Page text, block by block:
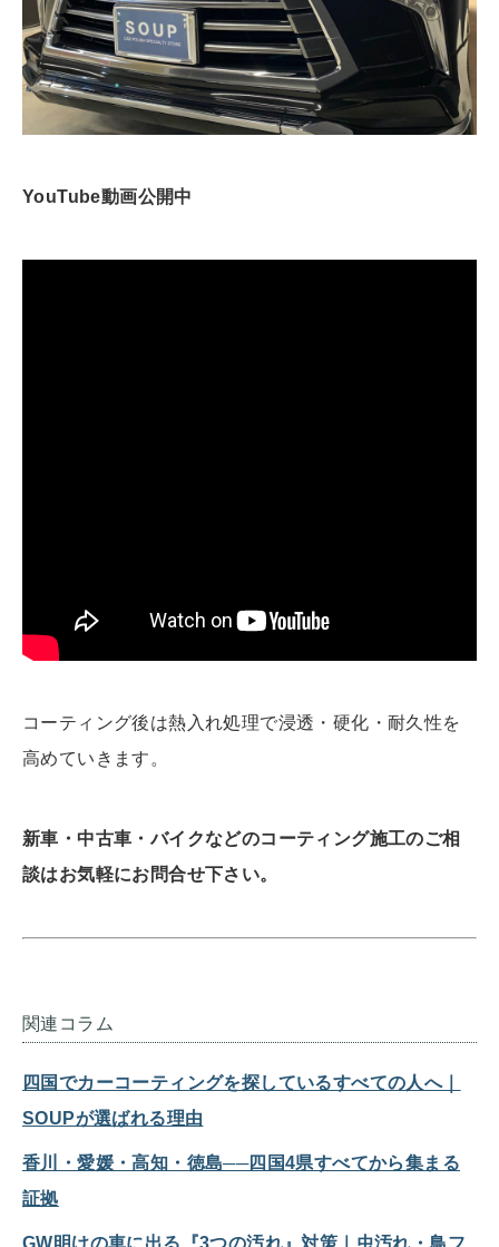
YouTube動画公開中
コーティング後は熱入れ処理で浸透・硬化・耐久性を
高めていきます。
新車・中古車・バイクなどのコーティング施工のご相
談はお気軽にお問合せ下さい。
関連コラム
四国でカーコーティングを探しているすべての人へ｜
SOUPが選ばれる理由
香川・愛媛・高知・徳島──四国4県すべてから集まる
証拠
GW明けの車に出る『3つの汚れ』対策｜虫汚れ・鳥フ